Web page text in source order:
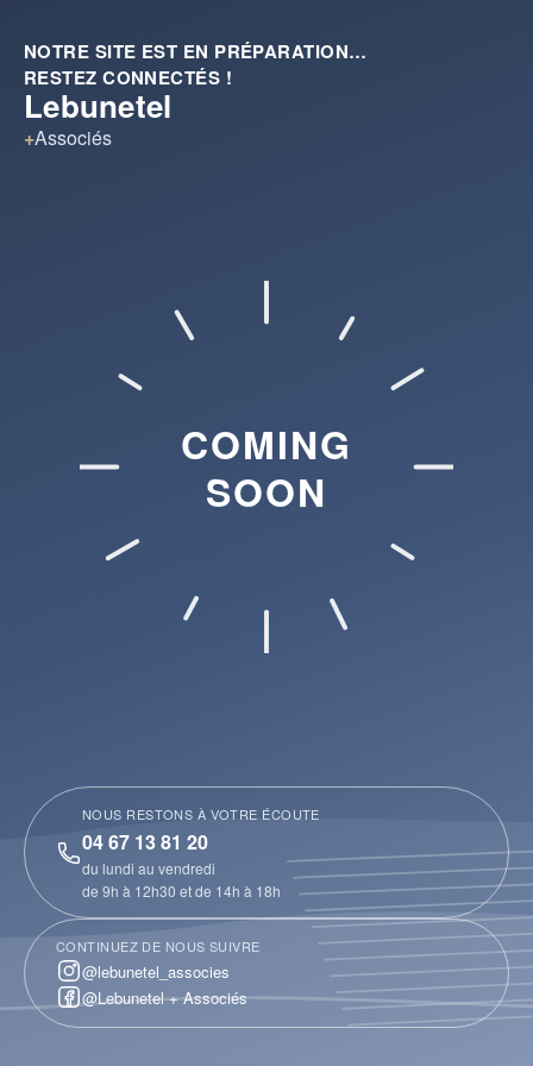
NOTRE SITE EST EN PRÉPARATION…
RESTEZ CONNECTÉS !
Lebunetel
+Associés
COMING
SOON
NOUS RESTONS À VOTRE ÉCOUTE
04 67 13 81 20
du lundi au vendredi
de 9h à 12h30 et de 14h à 18h
CONTINUEZ DE NOUS SUIVRE
@lebunetel_associes
@Lebunetel + Associés